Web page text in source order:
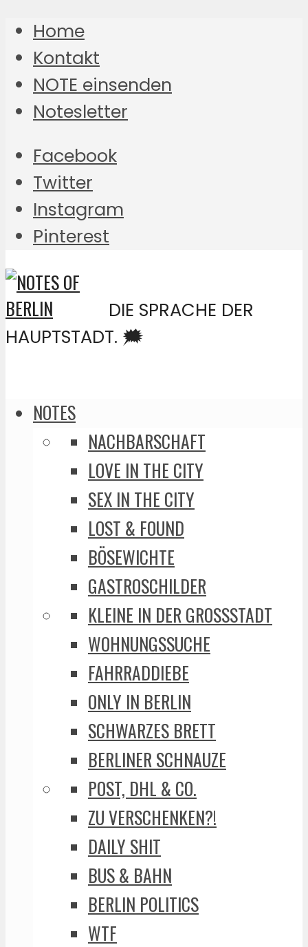
Home
Kontakt
NOTE einsenden
Notesletter
Facebook
Twitter
Instagram
Pinterest
DIE SPRACHE DER
HAUPTSTADT. 🗯️
NOTES
NACHBARSCHAFT
LOVE IN THE CITY
SEX IN THE CITY
LOST & FOUND
BÖSEWICHTE
GASTROSCHILDER
KLEINE IN DER GROSSSTADT
WOHNUNGSSUCHE
FAHRRADDIEBE
ONLY IN BERLIN
SCHWARZES BRETT
BERLINER SCHNAUZE
POST, DHL & CO.
ZU VERSCHENKEN?!
DAILY SHIT
BUS & BAHN
BERLIN POLITICS
WTF